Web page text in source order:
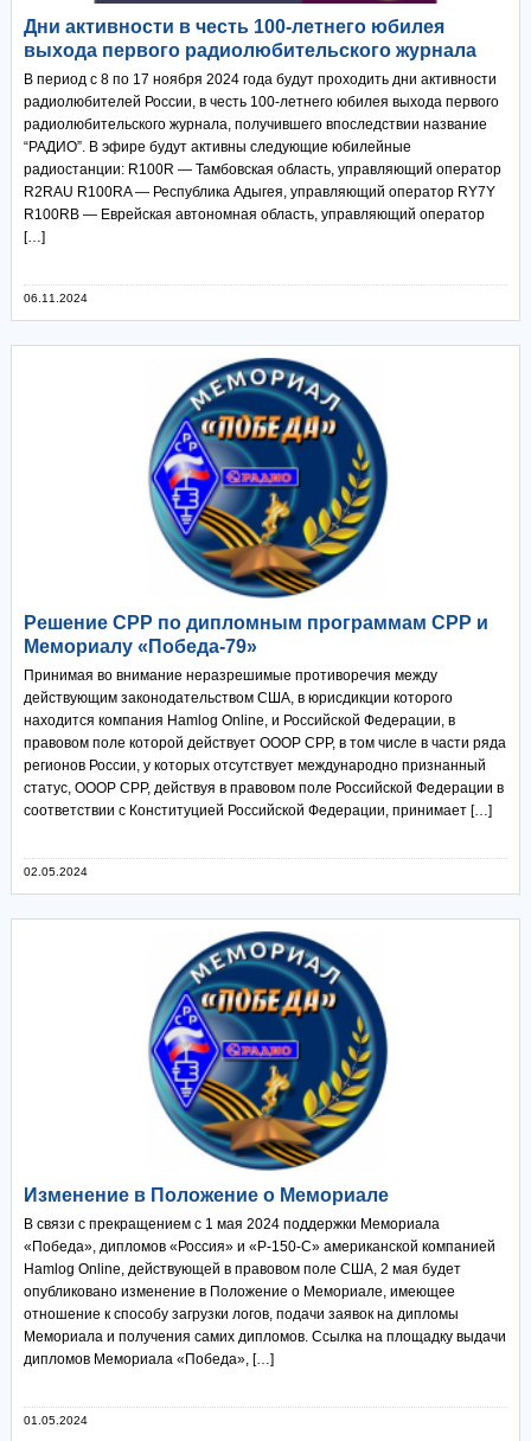
Дни активности в честь 100-летнего юбилея
выхода первого радиолюбительского журнала
В период с 8 по 17 ноября 2024 года будут проходить дни активности
радиолюбителей России, в честь 100-летнего юбилея выхода первого
радиолюбительского журнала, получившего впоследствии название
“РАДИО”. В эфире будут активны следующие юбилейные
радиостанции: R100R — Тамбовская область, управляющий оператор
R2RAU R100RA — Республика Адыгея, управляющий оператор RY7Y
R100RB — Еврейская автономная область, управляющий оператор
[…]
06.11.2024
Решение СРР по дипломным программам СРР и
Мемориалу «Победа-79»
Принимая во внимание неразрешимые противоречия между
действующим законодательством США, в юрисдикции которого
находится компания Hamlog Online, и Российской Федерации, в
правовом поле которой действует ОООР СРР, в том числе в части ряда
регионов России, у которых отсутствует международно признанный
статус, ОООР СРР, действуя в правовом поле Российской Федерации в
соответствии с Конституцией Российской Федерации, принимает […]
02.05.2024
Изменение в Положение о Мемориале
В связи с прекращением с 1 мая 2024 поддержки Мемориала
«Победа», дипломов «Россия» и «Р-150-C» американской компанией
Hamlog Online, действующей в правовом поле США, 2 мая будет
опубликовано изменение в Положение о Мемориале, имеющее
отношение к способу загрузки логов, подачи заявок на дипломы
Мемориала и получения самих дипломов. Ссылка на площадку выдачи
дипломов Мемориала «Победа», […]
01.05.2024